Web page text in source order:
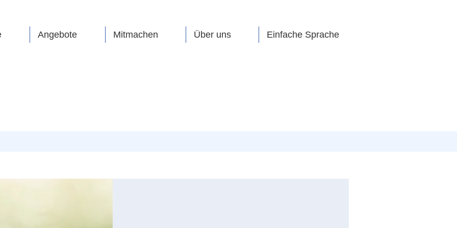
Angebote Mitmachen Über uns Einfache Sprache